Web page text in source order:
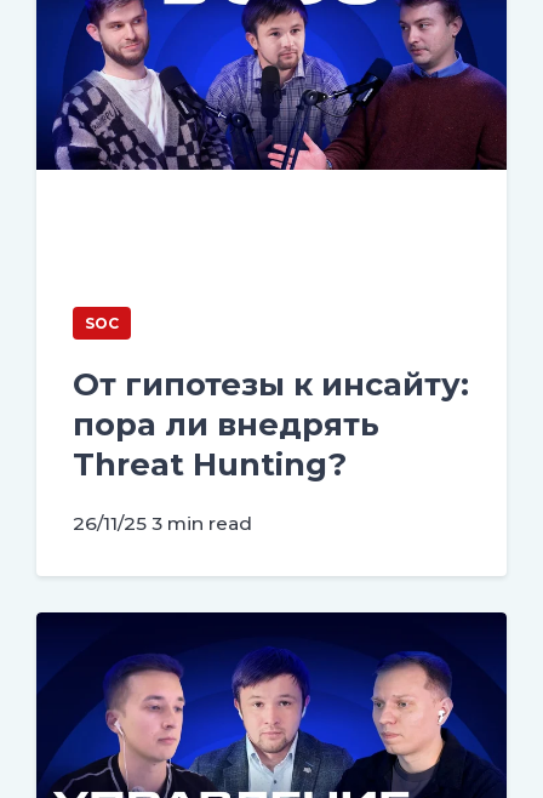
SOC
От гипотезы к инсайту:
пора ли внедрять
Threat Hunting?
26/11/25 3 min read